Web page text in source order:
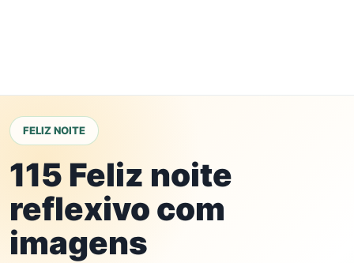
FELIZ NOITE
115 Feliz noite
reflexivo com
imagens